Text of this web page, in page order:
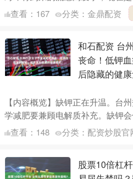
格从几十元到上百元的疫苗又该如
查看： 167 分类： 金鼎配资
和石配资 台
丧命！低钾
后隐藏的健康
【内容概览】缺钾正在升温。台
学减肥要兼顾电解质补充。缺钾
血症并不遥远。你我都要学会守
查看： 148 分类： 配资炒股官
股票10倍杠